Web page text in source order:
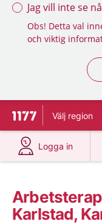
Jag vill inte se
Obs! Detta val
och viktig
Till startsidan för
Välj region
Logga in
på 1177.se
Karlstad,